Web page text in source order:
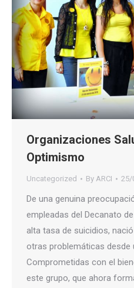
Organizaciones
Optimismo
Uncategorized By ARCI 25/
De una genuina
empleadas del Decanato
alta tasa de suicidios,
otras problemáticas desde
Comprometidas con el
este grupo, que ahora